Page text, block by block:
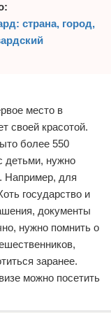
страна, город,
место в
своей красотой.
более 550
детьми, нужно
Например, для
государство и
документы
нужно помнить о
заранее.
можно посетить